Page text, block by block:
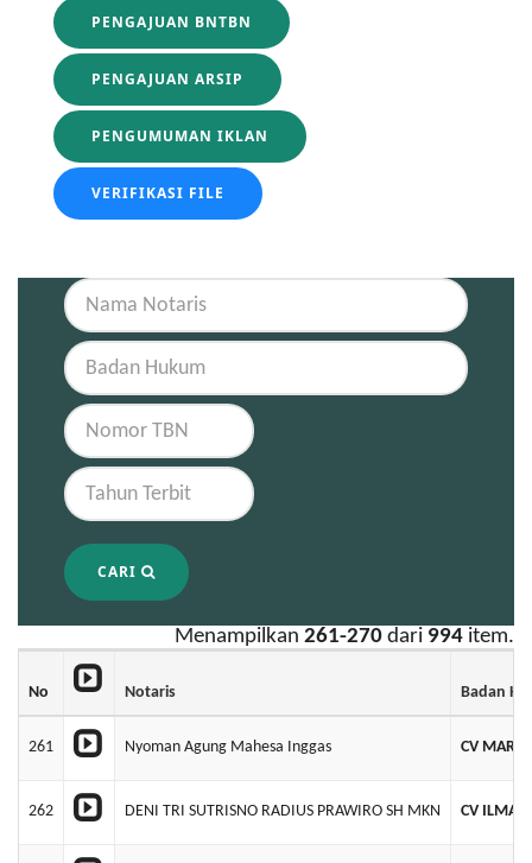
PENGAJUAN BNTBN
PENGAJUAN ARSIP
PENGUMUMAN IKLAN
VERIFIKASI FILE
CARI
Menampilkan 261-270 dari 994 item.
No Notaris Badan
261 Nyoman Agung Mahesa Inggas CV MARI
262 DENI TRI SUTRISNO RADIUS PRAWIRO SH MKN CV ILMA